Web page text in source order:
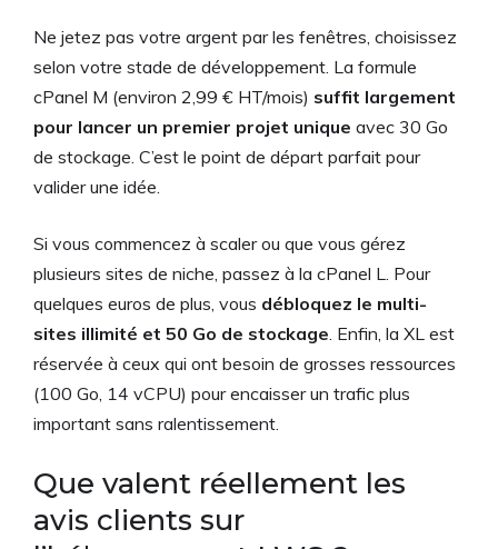
Ne jetez pas votre argent par les fenêtres, choisissez
selon votre stade de développement. La formule
cPanel M (environ 2,99 € HT/mois) suffit largement
pour lancer un premier projet unique avec 30 Go
de stockage. C’est le point de départ parfait pour
valider une idée.
Si vous commencez à scaler ou que vous gérez
plusieurs sites de niche, passez à la cPanel L. Pour
quelques euros de plus, vous débloquez le multi-
sites illimité et 50 Go de stockage . Enfin, la XL est
réservée à ceux qui ont besoin de grosses ressources
(100 Go, 14 vCPU) pour encaisser un trafic plus
important sans ralentissement.
Que valent réellement les
avis clients sur